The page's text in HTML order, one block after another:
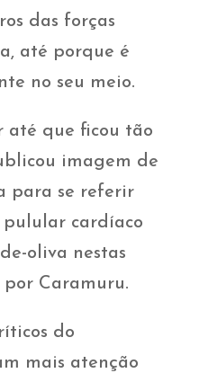
das forças
até porque é
no seu meio.
até que ficou tão
imagem de
para se referir
pulular cardíaco
oliva nestas
Caramuru.
do
mais atenção